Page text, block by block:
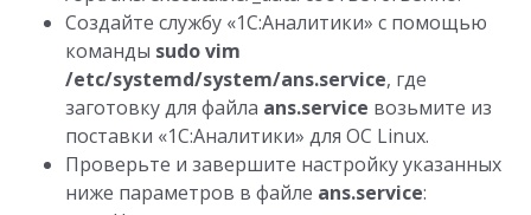
Создайте службу «1С:Аналитики» с помощью
команды sudo vim
/etc/systemd/system/ans.service, где
заготовку для файла ans.service возьмите из
поставки «1С:Аналитики» для ОС Linux.
Проверьте и завершите настройку указанных
ниже параметров в файле ans.service: